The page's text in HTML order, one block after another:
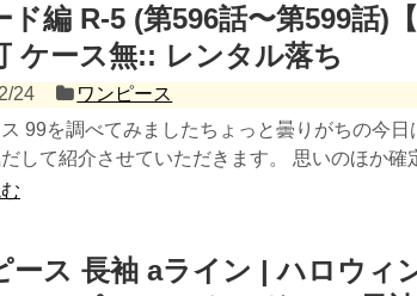
ド編 R-5 (第596話〜第599話)
ケース無:: レンタル落ち
24
ワンピース
99を調べてみましたちょっと曇りがちの今
して紹介させていただきます。 思いのほか確
ース 長袖 aライン | ハロウィ